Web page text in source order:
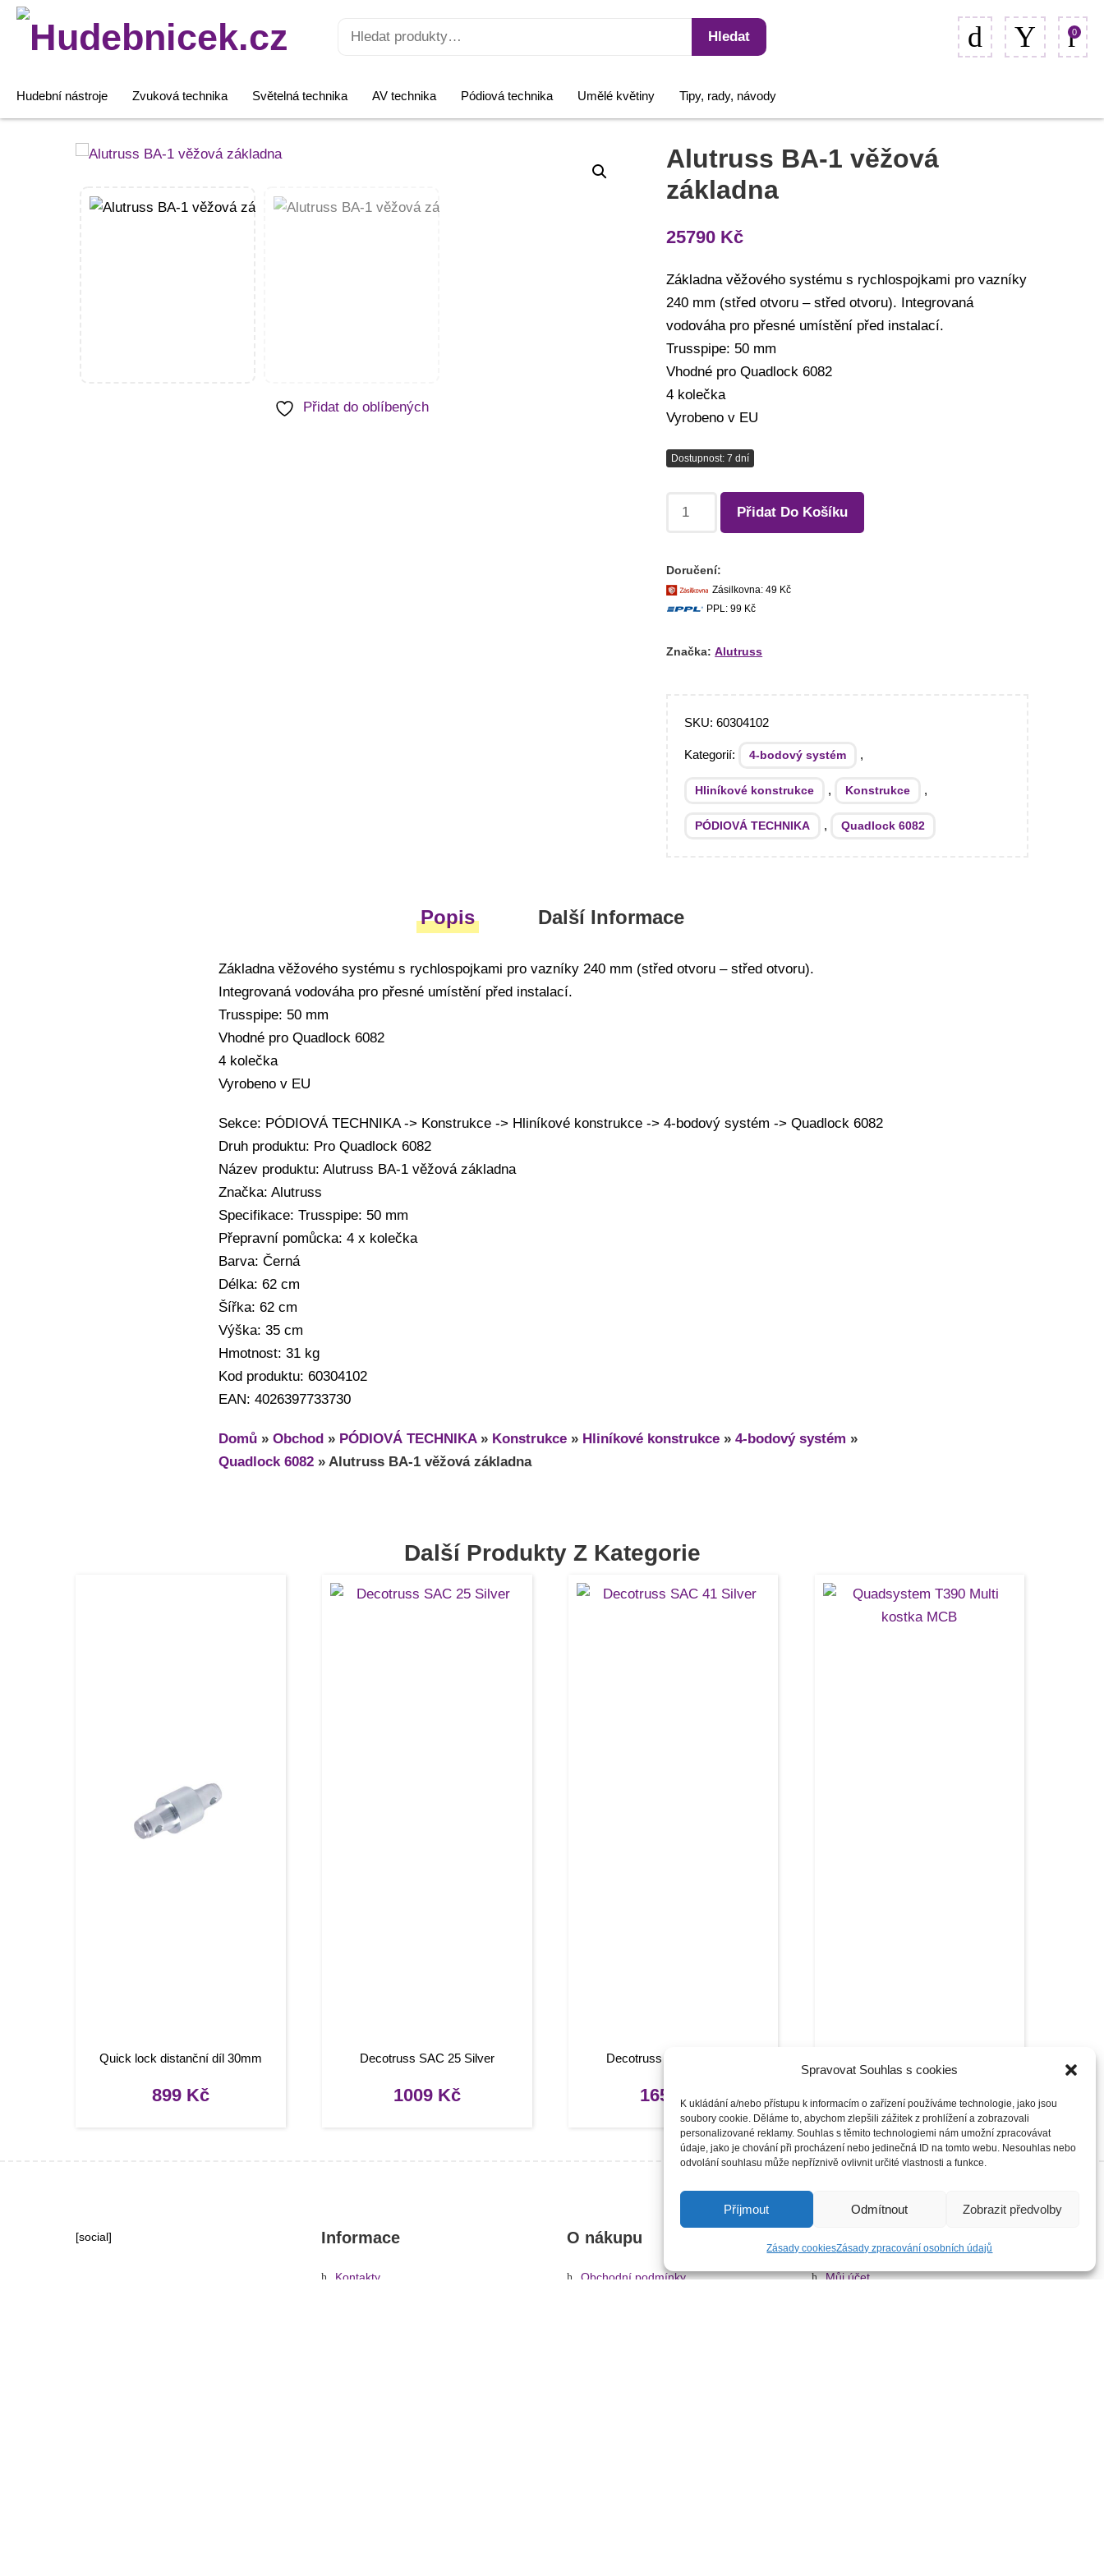
Spravovat Souhlas s cookies
K ukládání a/nebo přístupu k informacím o zařízení používáme technologie, jako jsou
soubory cookie. Děláme to, abychom zlepšili zážitek z prohlížení a zobrazovali
personalizované reklamy. Souhlas s těmito technologiemi nám umožní zpracovávat
údaje, jako je chování při procházení nebo jedinečná ID na tomto webu. Nesouhlas nebo
odvolání souhlasu může nepříznivě ovlivnit určité vlastnosti a funkce.
Příjmout Odmítnout Zobrazit předvolby
Zásady cookiesZásady zpracování osobních údajů
Hledat:
Hledat 0
Hudební nástroje Zvuková technika Světelná technika AV technika Pódiová technika Umělé květiny Tipy, rady, návody
Přidat do oblíbených
Alutruss BA-1 věžová
základna
25790 Kč
Základna věžového systému s rychlospojkami pro vazníky
240 mm (střed otvoru – střed otvoru). Integrovaná
vodováha pro přesné umístění před instalací.
Trusspipe: 50 mm
Vhodné pro Quadlock 6082
4 kolečka
Vyrobeno v EU
Dostupnost: 7 dní
Alutruss
Přidat Do Košíku
Doručení:
Zásilkovna: 49 Kč
PPL: 99 Kč
Značka: Alutruss
SKU:60304102
Kategorií: 4-bodový systém ,
Hliníkové konstrukce , Konstrukce ,
PÓDIOVÁ TECHNIKA , Quadlock 6082
Popis Další Informace
Základna věžového systému s rychlospojkami pro vazníky 240 mm (střed otvoru – střed otvoru).
Integrovaná vodováha pro přesné umístění před instalací.
Trusspipe: 50 mm
Vhodné pro Quadlock 6082
4 kolečka
Vyrobeno v EU
Sekce: PÓDIOVÁ TECHNIKA -> Konstrukce -> Hliníkové konstrukce -> 4-bodový systém -> Quadlock 6082
Druh produktu: Pro Quadlock 6082
Název produktu: Alutruss BA-1 věžová základna
Značka: Alutruss
Specifikace: Trusspipe: 50 mm
Přepravní pomůcka: 4 x kolečka
Barva: Černá
Délka: 62 cm
Šířka: 62 cm
Výška: 35 cm
Hmotnost: 31 kg
Kod produktu: 60304102
EAN: 4026397733730
Domů » Obchod » PÓDIOVÁ TECHNIKA» Konstrukce » Hliníkové konstrukce » 4-bodový systém »
Quadlock 6082 » Alutruss BA-1 věžová základna
Další Produkty Z Kategorie
Quick lock distanční díl 30mm
899 Kč
Decotruss SAC 25 Silver
1009 Kč
Decotruss SAC 41 Silver
1659Kč
MCB
17790 Kč
[social] Informace
Kontakty
O nákupu
Obchodní podmínky Můj účet